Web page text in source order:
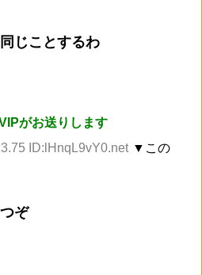
じことするわ
がお送りします
ID:lHnqL9vY0.net ▼この
ぞ